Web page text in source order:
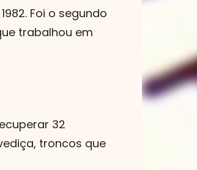
Foi o segundo
trabalhou em
32
troncos que